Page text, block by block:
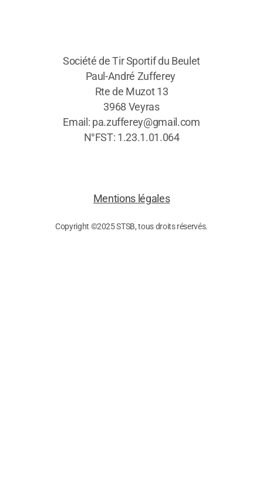
Société de Tir Sportif du Beulet
Paul-André Zufferey
Rte de Muzot 13
3968 Veyras
Email: pa.zufferey@gmail.com
N°FST: 1.23.1.01.064
Mentions légales
Copyright ©2025 STSB, tous droits réservés.